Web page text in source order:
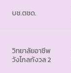
บช.ตชด.
วิทยาลัยอาชีพ
วังไกลกังวล 2